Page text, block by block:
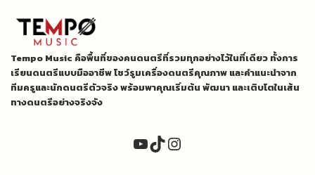
Tempo Music คือพื้นที่ของคนดนตรีที่รวมทุกอย่างไว้ในที่เดียว ทั้งการ
เรียนดนตรีแบบมืออาชีพ โชว์รูมเครื่องดนตรีคุณภาพ และคำแนะนำจาก
ทีมครูและนักดนตรีตัวจริง พร้อมพาคุณเริ่มต้น พัฒนา และเติบโตในเส้น
ทางดนตรีอย่างจริงจัง
YouTube
TikTok
Instagram